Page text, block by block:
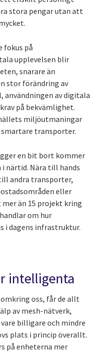
stora pengar utan att
fokus på
upplevelsen blir
snarare än
stor förändring av
av digitala
på bekvämlighet.
miljöutmaningar
transporter.
en bit bort kommer
närtid. Nära till hands
andra transporter,
eller
mer än 15 projekt kring
om hur
i dagens infrastruktur.
intelligenta
oss, får de allt
av mesh-nätverk,
billigare och mindre
plats i princip överallt.
på enheterna mer